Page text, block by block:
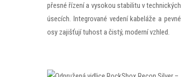
přesné řízení a vysokou stabilitu v technických
úsecích. Integrované vedení kabeláže a pevné
osy zajišťují tuhost a čistý, moderní vzhled.